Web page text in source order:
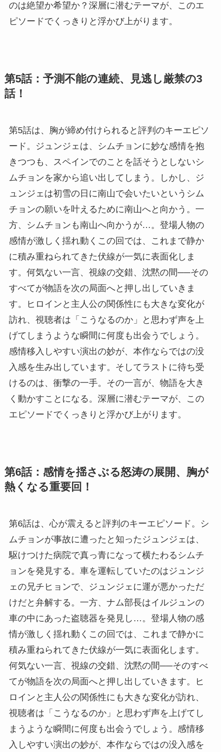
のは絶望か希望か？深層に潜むテーマが、このエ
ピソードでくっきりと浮かび上がります。
第5話：予測不能の連続、見逃し厳禁の3
話！
第5話は、胸が締め付けられると評判のキーエピソ
ード。ジュンジェは、シムチョンに妙な感情を抱
きつつも、スペインでのことを話そうとしないシ
ムチョンを家から追い出してしまう。しかし、ジ
ュンジェは初雪の日に南山で会いたいというシム
チョンの願いを叶えるために南山へと向かう。一
方、シムチョンも南山へ向かうが…。登場人物の
感情が激しく揺れ動くこの回では、これまで静か
に積み重ねられてきた伏線が一気に表面化しま
す。何気ない一言、視線の交錯、沈黙の間──その
すべてが物語を次の局面へと押し出していきま
す。ヒロインと主人公の関係性にも大きな変化が
訪れ、視聴者は「こうなるのか」と思わず声を上
げてしまうような瞬間に何度も出会うでしょう。
感情移入しやすい演出の妙が、本作ならではの没
入感を生み出しています。そしてラストに待ち受
けるのは、衝撃の一手。その一言が、物語を大き
く動かすことになる。深層に潜むテーマが、この
エピソードでくっきりと浮かび上がります。
第6話：感情を揺さぶる怒涛の展開、胸が
熱くなる重要回！
第6話は、心が震えると評判のキーエピソード。シ
ムチョンが事故に遭ったと知ったジュンジェは、
駆けつけた病院で真っ青になって横たわるシムチ
ョンを発見する。車を運転していたのはジュンジ
ェの兄チヒョンで、ジュンジェに運が悪かっただ
けだと弁解する。一方、ナム部長はイルジュンの
車の中にあった盗聴器を発見し…。登場人物の感
情が激しく揺れ動くこの回では、これまで静かに
積み重ねられてきた伏線が一気に表面化します。
何気ない一言、視線の交錯、沈黙の間──そのすべ
てが物語を次の局面へと押し出していきます。ヒ
ロインと主人公の関係性にも大きな変化が訪れ、
視聴者は「こうなるのか」と思わず声を上げてし
まうような瞬間に何度も出会うでしょう。感情移
入しやすい演出の妙が、本作ならではの没入感を